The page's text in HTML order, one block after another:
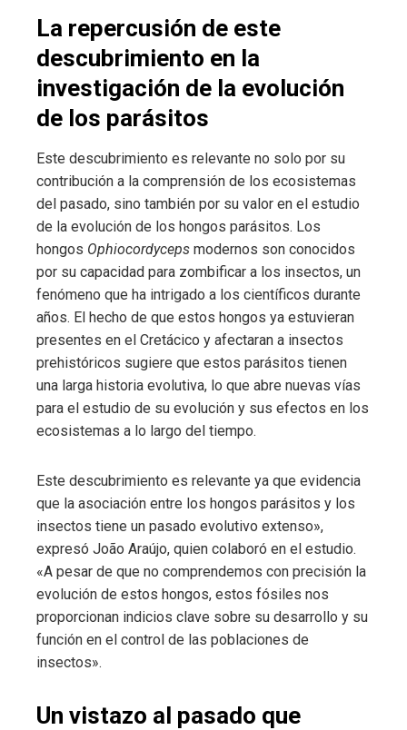
La repercusión de este
descubrimiento en la
investigación de la evolución
de los parásitos
Este descubrimiento es relevante no solo por su
contribución a la comprensión de los ecosistemas
del pasado, sino también por su valor en el estudio
de la evolución de los hongos parásitos. Los
hongos Ophiocordyceps modernos son conocidos
por su capacidad para zombificar a los insectos, un
fenómeno que ha intrigado a los científicos durante
años. El hecho de que estos hongos ya estuvieran
presentes en el Cretácico y afectaran a insectos
prehistóricos sugiere que estos parásitos tienen
una larga historia evolutiva, lo que abre nuevas vías
para el estudio de su evolución y sus efectos en los
ecosistemas a lo largo del tiempo.
Este descubrimiento es relevante ya que evidencia
que la asociación entre los hongos parásitos y los
insectos tiene un pasado evolutivo extenso»,
expresó João Araújo, quien colaboró en el estudio.
«A pesar de que no comprendemos con precisión la
evolución de estos hongos, estos fósiles nos
proporcionan indicios clave sobre su desarrollo y su
función en el control de las poblaciones de
insectos».
Un vistazo al pasado que